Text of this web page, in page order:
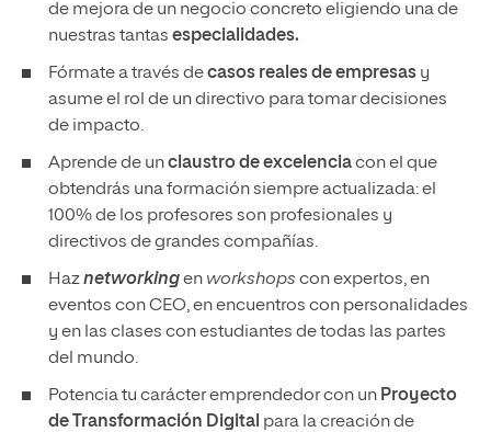
de mejora de un negocio concreto eligiendo una de
nuestras tantas especialidades.
Fórmate a través decasos reales de empresas y
asume el rol de un directivo para tomar decisiones
de impacto.
Aprende de unclaustro de excelenciacon el que
obtendrás una formación siempre actualizada: el
100% de los profesores son profesionales y
directivos de grandes compañías.
Haznetworkingen workshops con expertos, en
eventos con CEO, en encuentros con personalidades
y en las clases con estudiantes de todas las partes
del mundo.
Potencia tu carácter emprendedor con un Proyecto
de Transformación Digital para la creación de